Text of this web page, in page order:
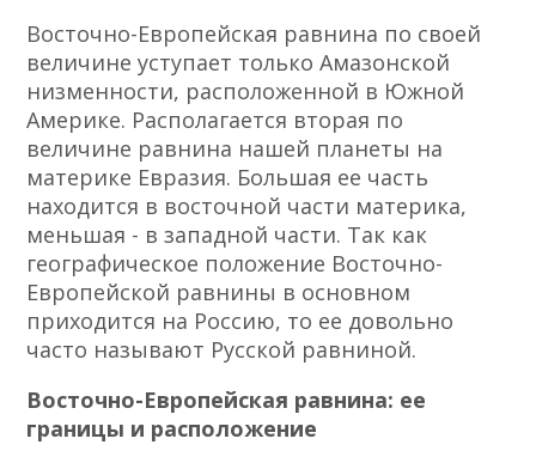
Восточно-Европейская равнина по своей
величине уступает только Амазонской
низменности, расположенной в Южной
Америке. Располагается вторая по
величине равнина нашей планеты на
материке Евразия. Большая ее часть
находится в восточной части материка,
меньшая - в западной части. Так как
географическое положение Восточно-
Европейской равнины в основном
приходится на Россию, то ее довольно
часто называют Русской равниной.
Восточно-Европейская равнина: ее
границы и расположение